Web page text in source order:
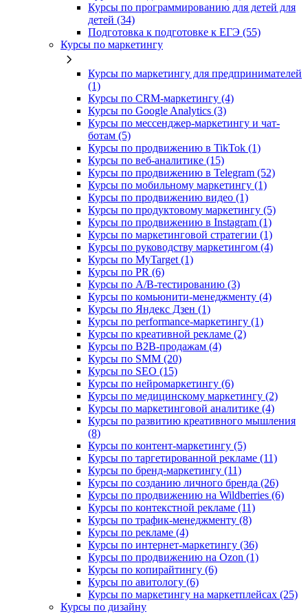
Курсы по программированию для детей для
детей (34)
Подготовка к подготовке к ЕГЭ (55)
Курсы по маркетингу
Курсы по маркетингу для предпринимателей
(1)
Курсы по CRM-маркетингу (4)
Курсы по Google Analytics (3)
Курсы по мессенджер-маркетингу и чат-
ботам (5)
Курсы по продвижению в TikTok (1)
Курсы по веб-аналитике (15)
Курсы по продвижению в Telegram (52)
Курсы по мобильному маркетингу (1)
Курсы по продвижению видео (1)
Курсы по продуктовому маркетингу (5)
Курсы по продвижению в Instagram (1)
Курсы по маркетинговой стратегии (1)
Курсы по руководству маркетингом (4)
Курсы по MyTarget (1)
Курсы по PR (6)
Курсы по A/B-тестированию (3)
Курсы по комьюнити-менеджменту (4)
Курсы по Яндекс Дзен (1)
Курсы по performance-маркетингу (1)
Курсы по креативной рекламе (2)
Курсы по B2B-продажам (4)
Курсы по SMM (20)
Курсы по SEO (15)
Курсы по нейромаркетингу (6)
Курсы по медицинскому маркетингу (2)
Курсы по маркетинговой аналитике (4)
Курсы по развитию креативного мышления
(8)
Курсы по контент-маркетингу (5)
Курсы по таргетированной рекламе (11)
Курсы по бренд-маркетингу (11)
Курсы по созданию личного бренда (26)
Курсы по продвижению на Wildberries (6)
Курсы по контекстной рекламе (11)
Курсы по трафик-менеджменту (8)
Курсы по рекламе (4)
Курсы по интернет-маркетингу (36)
Курсы по продвижению на Ozon (1)
Курсы по копирайтингу (6)
Курсы по авитологу (6)
Курсы по маркетингу на маркетплейсах (25)
Курсы по дизайну